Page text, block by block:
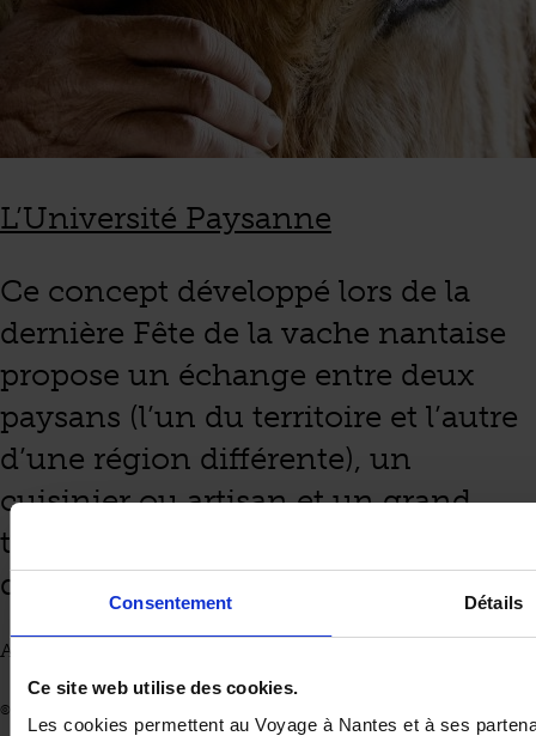
Consentement Détails
Ce site web utilise des cookies.
Les cookies permettent au Voyage à Nantes et à ses
L’Université Paysanne
Ce concept développé lors de la
dernière Fête de la vache nantaise
propose un échange entre deux
paysans (l’un du territoire et l’autre
d’une région différente), un
cuisinier ou artisan et un grand
témoin sociétal – afin de débattre
d’un sujet sur le monde agricole.
Animation par :
© Christophe Bornet by Kristo